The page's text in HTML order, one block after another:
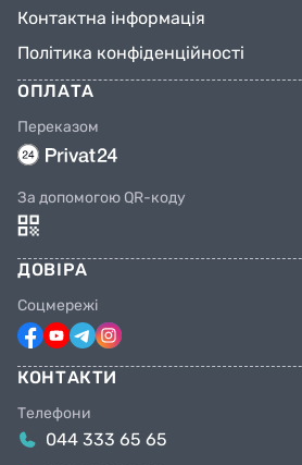
Контактна інформація
Політика конфіденційності
ОПЛАТА
Переказом
За допомогою QR-коду
ДОВІРА
Соцмережі
КОНТАКТИ
Телефони
044 333 65 65